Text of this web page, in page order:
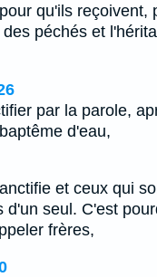
qu'ils reçoivent,
péchés et
par la parole,
d'eau,
et ceux qui
d'un seul. C'est
frères,